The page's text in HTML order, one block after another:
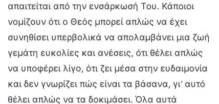
απαιτείται από την ενσάρκωσή Του. Κάποιοι
νομίζουν ότι ο Θεός μπορεί απλώς να έχει
συνηθίσει υπερβολικά να απολαμβάνει μια ζωή
γεμάτη ευκολίες και ανέσεις, ότι θέλει απλώς
να υποφέρει λίγο, ότι ζει μέσα στην ευδαιμονία
και δεν γνωρίζει πώς είναι τα βάσανα, γι’ αυτό
θέλει απλώς να τα δοκιμάσει. Όλα αυτά